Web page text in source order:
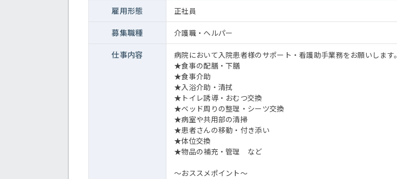
雇用形態 正社員
募集職種 介護職・ヘルパー
仕事内容
病院において入院患者様のサポート・看護助手業務をお願いします。
★食事の配膳・下膳
★食事介助
★入浴介助・清拭
★トイレ誘導・おむつ交換
★ベッド周りの整理・シーツ交換
★病室や共用部の清掃
★患者さんの移動・付き添い
★体位交換
★物品の補充・管理 など
～おススメポイント～